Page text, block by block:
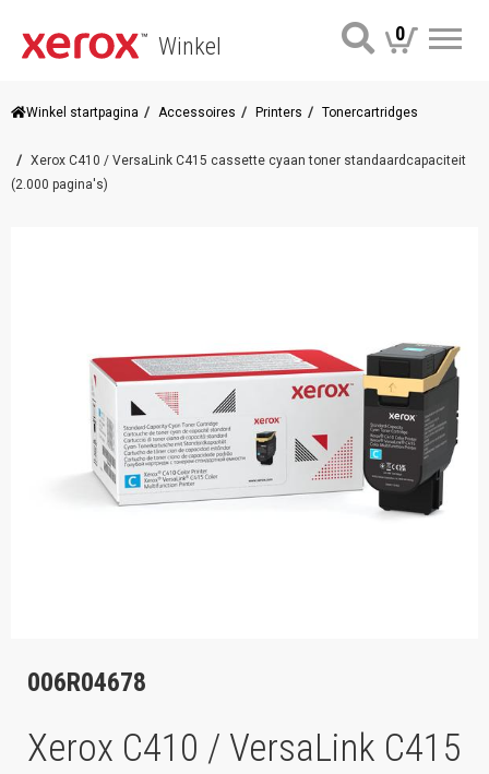
Winkel 0
Winkel startpagina Accessoires Printers Tonercartridges
Xerox C410 / VersaLink C415 cassette cyaan toner standaardcapaciteit
(2.000 pagina's)
006R04678
Xerox C410 / VersaLink C415